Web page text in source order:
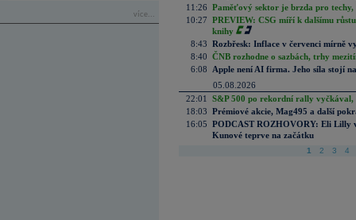
více...
11:26 Paměťový sektor je brzda pro techy,
10:27 PREVIEW: CSG míří k dalšímu
knihy
8:43 Rozbřesk: Inflace v červenci mírně
8:40 ČNB rozhodne o sazbách, trhy
6:08
Apple není AI firma. Jeho síla stojí
05.08.2026
22:01
S&P 500 po rekordní rally vyčkával,
18:03 Prémiové akcie, Mag495 a další
16:05 PODCAST ROZHOVORY: Eli Lilly
Kunové teprve na začátku
1 2 3 4